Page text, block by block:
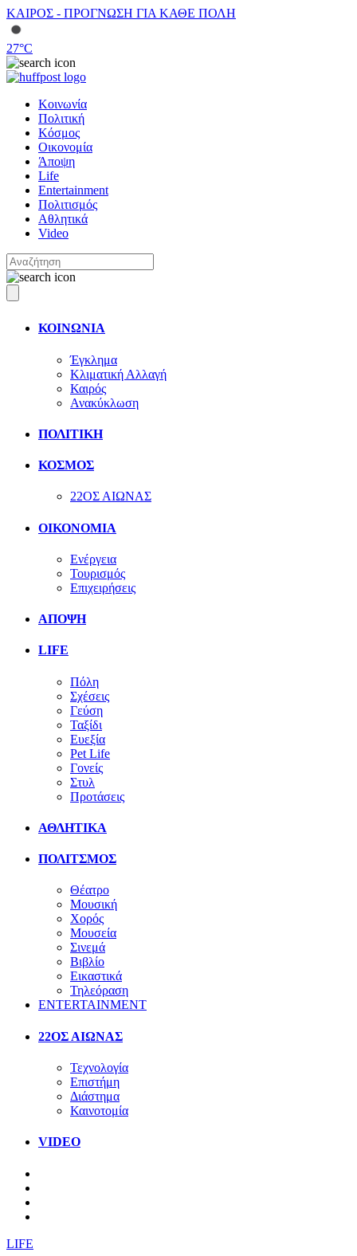
ΚΑΙΡΟΣ - ΠΡΟΓΝΩΣΗ ΓΙΑ ΚΑΘΕ ΠΟΛΗ
27°C
Κοινωνία
Πολιτική
Κόσμος
Οικονομία
Άποψη
Life
Entertainment
Πολιτισμός
Αθλητικά
Video
ΚΟΙΝΩΝΙΑ
Έγκλημα
Κλιματική Αλλαγή
Καιρός
Ανακύκλωση
ΠΟΛΙΤΙΚΗ
ΚΟΣΜΟΣ
22ΟΣ ΑΙΩΝΑΣ
ΟΙΚΟΝΟΜΙΑ
Ενέργεια
Τουρισμός
Επιχειρήσεις
ΑΠΟΨΗ
LIFE
Πόλη
Σχέσεις
Γεύση
Ταξίδι
Ευεξία
Pet Life
Γονείς
Στυλ
Προτάσεις
ΑΘΛΗΤΙΚΑ
ΠΟΛΙΤΣΜΟΣ
Θέατρο
Μουσική
Χορός
Μουσεία
Σινεμά
Βιβλίο
Εικαστικά
Τηλεόραση
ENTERTAINMENT
22ΟΣ ΑΙΩΝΑΣ
Τεχνολογία
Επιστήμη
Διάστημα
Καινοτομία
VIDEO
LIFE